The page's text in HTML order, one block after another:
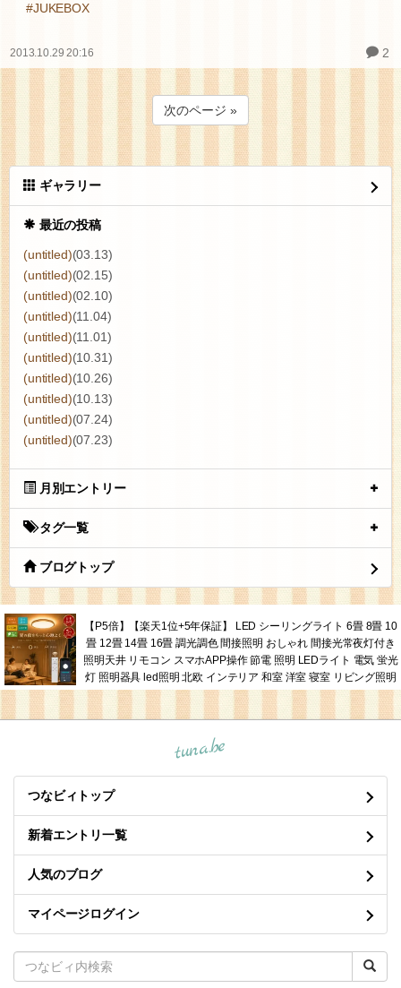
#JUKEBOX
2013.10.29 20:16 2
次のページ »
ギャラリー
最近の投稿
(untitled)(03.13)
(untitled)(02.15)
(untitled)(02.10)
(untitled)(11.04)
(untitled)(11.01)
(untitled)(10.31)
(untitled)(10.26)
(untitled)(10.13)
(untitled)(07.24)
(untitled)(07.23)
月別エントリー
タグ一覧
ブログトップ
【P5倍】【楽天1位+5年保証】 LED シーリングライト 6畳 8畳 10
畳 12畳 14畳 16畳 調光調色 間接照明 おしゃれ 間接光常夜灯付き
照明天井 リモコン スマホAPP操作 節電 照明 LEDライト 電気 蛍光
灯 照明器具 led照明 北欧 インテリア 和室 洋室 寝室 リビング照明
tuna.be
つなビィトップ
新着エントリ一覧
人気のブログ
マイページログイン